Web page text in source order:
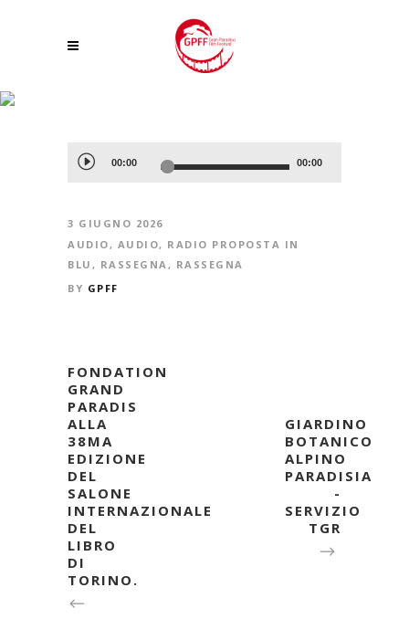
Audio
Player
00:00 00:00
3 GIUGNO 2026
AUDIO, AUDIO, RADIO PROPOSTA IN
BLU , RASSEGNA, RASSEGNA
BY GPFF
FONDATION
GRAND
PARADIS
ALLA
38MA
EDIZIONE
DEL
SALONE
INTERNAZIONALE
DEL
LIBRO
DI
TORINO.
GIARDINO
BOTANICO
ALPINO
PARADISIA
-
SERVIZIO
TGR